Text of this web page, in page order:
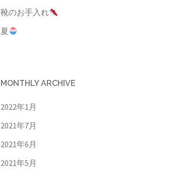
靴のお手入れ
夏
MONTHLY ARCHIVE
2022年1月
2021年7月
2021年6月
2021年5月